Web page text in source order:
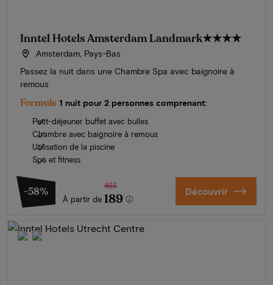
Inntel Hotels Amsterdam Landmark★★★★
Amsterdam, Pays-Bas
Passez la nuit dans une Chambre Spa avec baignoire à
remous
Formule 1 nuit pour 2 personnes comprenant:
Petit-déjeuner buffet avec bulles
Chambre avec baignoire à remous
Utilisation de la piscine
Spa et fitness
-58%
À partir de
455
189 Découvrir